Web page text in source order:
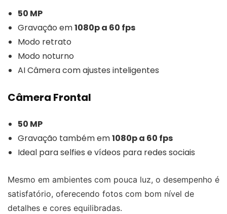
50 MP
Gravação em1080p a 60 fps
Modo retrato
Modo noturno
AI Câmera com ajustes inteligentes
Câmera Frontal
50 MP
Gravação também em1080p a 60 fps
Ideal para selfies e vídeos para redes sociais
Mesmo em ambientes com pouca luz, o desempenho é
satisfatório, oferecendo fotos com bom nível de
detalhes e cores equilibradas.